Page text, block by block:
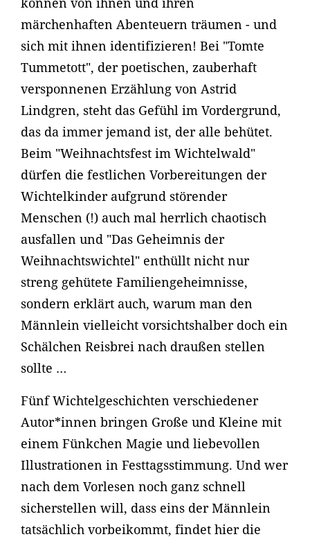
märchenhaften Abenteuern träumen - und
sich mit ihnen identifizieren! Bei "Tomte
Tummetott", der poetischen, zauberhaft
versponnenen Erzählung von Astrid
Lindgren, steht das Gefühl im Vordergrund,
das da immer jemand ist, der alle behütet.
Beim "Weihnachtsfest im Wichtelwald"
dürfen die festlichen Vorbereitungen der
Wichtelkinder aufgrund störender
Menschen (!) auch mal herrlich chaotisch
ausfallen und "Das Geheimnis der
Weihnachtswichtel" enthüllt nicht nur
streng gehütete Familiengeheimnisse,
sondern erklärt auch, warum man den
Männlein vielleicht vorsichtshalber doch ein
Schälchen Reisbrei nach draußen stellen
sollte …
Fünf Wichtelgeschichten verschiedener
Autor*innen bringen Große und Kleine mit
einem Fünkchen Magie und liebevollen
Illustrationen in Festtagsstimmung. Und wer
nach dem Vorlesen noch ganz schnell
sicherstellen will, dass eins der Männlein
tatsächlich vorbeikommt, findet hier die